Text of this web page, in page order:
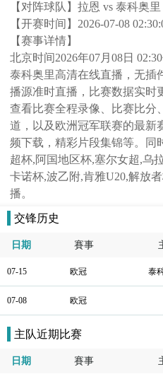
【对阵球队】拉恩 vs 泰科奥里
【开赛时间】 2026-07-08
【赛事详情】
北京时间2026年07月08日
泰科奥里高清在线直播，无插
播源准时直播，比赛数据实时
查看比赛全程录像、比赛比分
道，以及欧洲冠军联赛的最新
频下载，精彩片段集锦等。同
超杯,阿国地区杯,塞尔女超,乌
卡诺杯,波乙附,肯雅U20,解放
播。
交锋历史
日期 賽事
07-15 欧冠 泰
07-08 欧冠
主队近期比赛
日期 賽事